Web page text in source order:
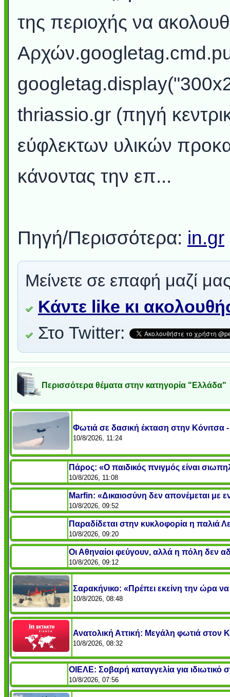
της περιοχής να
thriassio.gr (πηγή
εύφλεκτων υλικών
κάνοντας την επ...
Πηγή/Περισσότερα: in.gr
Μείνετε σε επαφή μαζί
Κάντε like κι
Στο Twitter:
Περισσότερα θέματα στην κατηγορία "Ελλάδα"
Φωτιά σε δασική έκταση στην Κόνιτσα
10/8/2026, 11:24
Πάρος: «Ο παιδικός πνιγμός είναι
10/8/2026, 11:08
Marfin: «Δικαιοσύνη δεν απονέμεται με
10/8/2026, 09:52
Παραδίδεται στην κυκλοφορία η παλιά
10/8/2026, 09:20
Οι Αθηναίοι φεύγουν, αλλά η πόλη δεν
10/8/2026, 09:12
Σαρακήνικο: «Πρέπει εκείνη την ώρα
10/8/2026, 08:48
Ανατολική Αττική: Μεγάλη φωτιά στον
10/8/2026, 08:32
ΟΙΕΛΕ: Σοβαρή καταγγελία για ιδιωτικό
10/8/2026, 07:56